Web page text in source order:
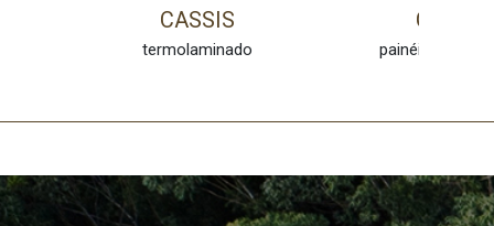
CASSIS
termolaminado
CASSIS
painéis